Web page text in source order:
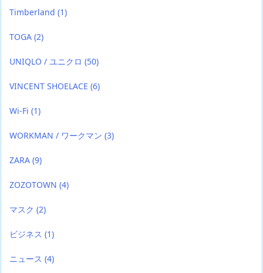
Timberland (1)
TOGA (2)
UNIQLO / ユニクロ (50)
VINCENT SHOELACE (6)
Wi-Fi (1)
WORKMAN / ワークマン (3)
ZARA (9)
ZOZOTOWN (4)
マスク (2)
ビジネス (1)
ニュース (4)